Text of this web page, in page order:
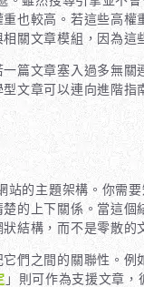
也較高。若這些高權
關文章模組，因為這
篇文章塞入過多無
文章可以連向進階
站的主題架構。你需
的上下關係。當這個
結構，而不是零散的
們之間的關聯性。
」則可作為支援文章，